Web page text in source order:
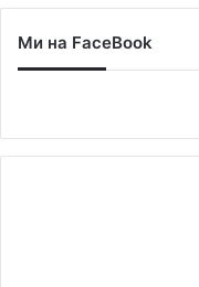
Ми на FaceBook